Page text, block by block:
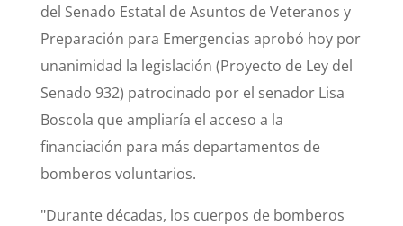
del Senado Estatal de Asuntos de Veteranos y
Preparación para Emergencias aprobó hoy por
unanimidad la legislación (Proyecto de Ley del
Senado 932) patrocinado por el senador Lisa
Boscola que ampliaría el acceso a la
financiación para más departamentos de
bomberos voluntarios.
"Durante décadas, los cuerpos de bomberos